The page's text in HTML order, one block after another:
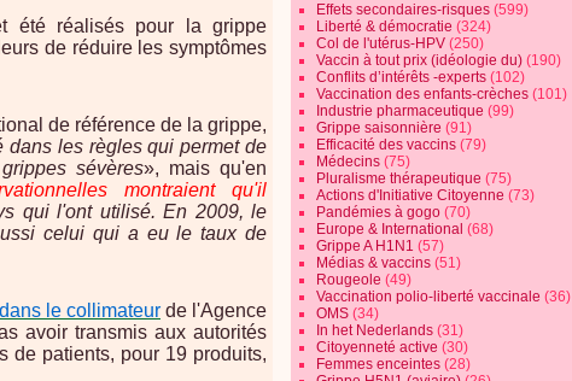
été réalisés pour la grippe
de réduire les symptômes
de référence de la grippe,
les règles qui permet de
sévères», mais qu'en
montraient qu'il
qui l'ont utilisé. En 2009, le
celui qui a eu le taux de
dans le collimateur de l'Agence
avoir transmis aux autorités
de patients, pour 19 produits,
Effets secondaires-risques (599)
Liberté & démocratie (324)
Col de l'utérus-HPV (250)
Vaccin à tout prix (idéologie du) (190)
Conflits d’intérêts -experts (102)
Vaccination des enfants-crèches (101)
Industrie pharmaceutique (99)
Grippe saisonnière (91)
Efficacité des vaccins (79)
Médecins (75)
Pluralisme thérapeutique (75)
Actions d'Initiative Citoyenne (73)
Pandémies à gogo (70)
Europe & International (68)
Grippe A H1N1 (57)
Médias & vaccins (51)
Rougeole (49)
Vaccination polio-liberté vaccinale (36)
OMS (34)
In het Nederlands (31)
Citoyenneté active (30)
Femmes enceintes (28)